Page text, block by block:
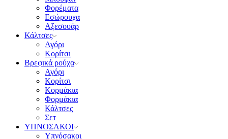
Φορέματα
Εσώρουχα
Αξεσουάρ
Κάλτσες
Αγόρι
Κορίτσι
Βρεφικά ρούχα
Αγόρι
Κορίτσι
Κορμάκια
Φορμάκια
Κάλτσες
Σετ
ΥΠΝΟΣΑΚΟΙ
Υπνόσακοι